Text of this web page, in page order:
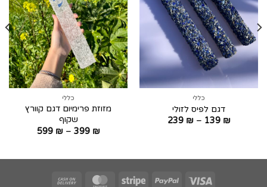
כללי
דגם לפיס לזולי
139 ₪
–
239 ₪
כללי
מזוזת פרימיום דגם קוורץ
שקוף
399 ₪
–
599 ₪